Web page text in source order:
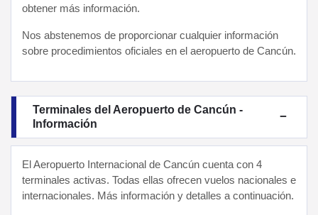
obtener más información.
Nos abstenemos de proporcionar cualquier información
sobre procedimientos oficiales en el aeropuerto de Cancún.
Terminales del Aeropuerto de Cancún -
Información
El Aeropuerto Internacional de Cancún cuenta con 4
terminales activas. Todas ellas ofrecen vuelos nacionales e
internacionales. Más información y detalles a continuación.